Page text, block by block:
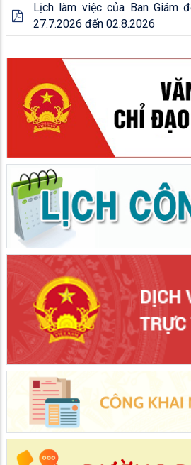
Lịch làm việc của Ban Giám
27.7.2026 đến 02.8.2026